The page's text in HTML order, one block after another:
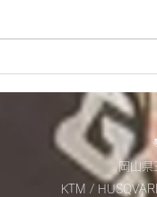
☆9/20(土)
お知らせ☆
岡山
KTM /